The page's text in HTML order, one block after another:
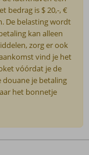
bedrag is $ 20,-, €
De belasting wordt
kan alleen
zorg er ook
vind je het
vóórdat je de
douane je betaling
het bonnetje